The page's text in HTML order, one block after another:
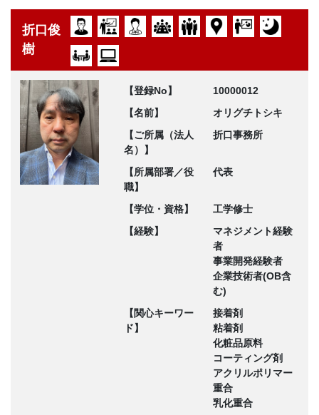
折口俊
樹
【登録No】
10000012
【名前】
オリグチトシキ
【ご所属（法人
名）】
折口事務所
【所属部署／役
職】
代表
【学位・資格】
工学修士
【経験】
マネジメント経験
者
事業開発経験者
企業技術者(OB含
む)
【関心キーワー
ド】
接着剤
粘着剤
化粧品原料
コーティング剤
アクリルポリマー
重合
乳化重合